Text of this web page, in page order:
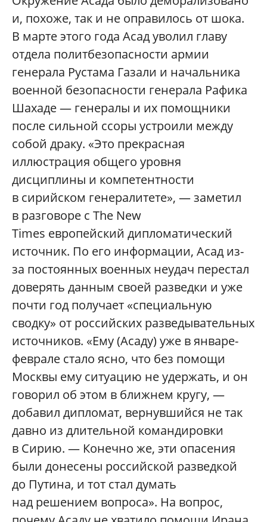
и, похоже, так и не оправилось от шока.
В марте этого года Асад уволил главу
отдела политбезопасности армии
генерала Рустама Газали и начальника
военной безопасности генерала Рафика
Шахаде — генералы и их помощники
после сильной ссоры устроили между
собой драку. «Это прекрасная
иллюстрация общего уровня
дисциплины и компетентности
в сирийском генералитете», — заметил
в разговоре с The New
Times европейский дипломатический
источник. По его информации, Асад из-
за постоянных военных неудач перестал
доверять данным своей разведки и уже
почти год получает «специальную
сводку» от российских разведывательных
источников. «Ему (Асаду) уже в январе-
феврале стало ясно, что без помощи
Москвы ему ситуацию не удержать, и он
говорил об этом в ближнем кругу, —
добавил дипломат, вернувшийся не так
давно из длительной командировки
в Сирию. — Конечно же, эти опасения
были донесены российской разведкой
до Путина, и тот стал думать
над решением вопроса». На вопрос,